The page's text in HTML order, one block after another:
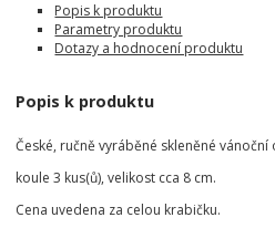
Popis k produktu
Parametry produktu
Dotazy a hodnocení produktu
Popis k produktu
České, ručně vyráběné skleněné vánoční
koule 3 kus(ů), velikost cca 8 cm.
Cena uvedena za celou krabičku.